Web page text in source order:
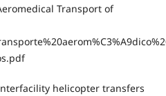
Transport of
helicopter transfers